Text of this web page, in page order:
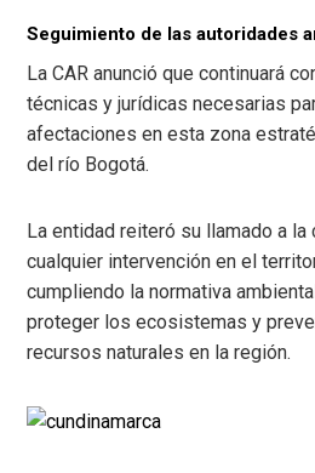
Seguimiento de las autoridades
La CAR anunció que continuará
técnicas y jurídicas necesarias
afectaciones en esta zona
del río Bogotá.
La entidad reiteró su llamado a la
cualquier intervención en el
cumpliendo la normativa
proteger los ecosistemas y
recursos naturales en la región.